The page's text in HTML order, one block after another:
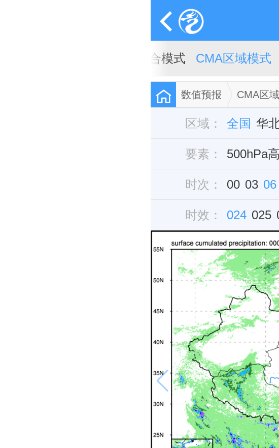
CMA全球集合模式 CMA区域模式
数值预报 CMA区
区域： 全国 华
华中 西藏
要素： 500hPa
500高度
雷达组合
时次： 00 03 06
时效： 024 025
035 036